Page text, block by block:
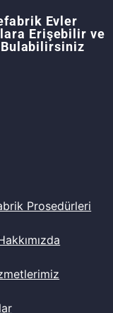
Evler
Erişebilir ve
Bulabilirsiniz
Prosedürleri